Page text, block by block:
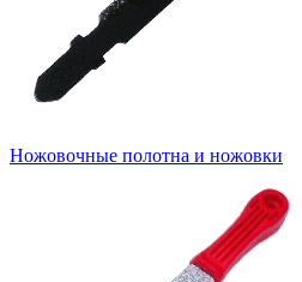
Ножовочные полотна и ножовки